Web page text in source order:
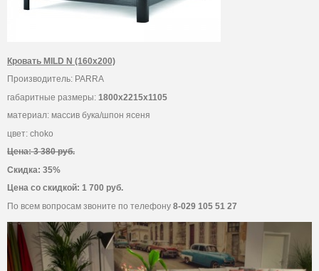
Кровать MILD N (160х200)
Производитель: PARRA
габаритные размеры: 1800х2215х1105
материал: массив бука/шпон ясеня
цвет: choko
Цена: 3 380 руб.
Скидка: 35%
Цена со скидкой: 1 700 руб.
По всем вопросам звоните по телефону 8-029 105 51 27